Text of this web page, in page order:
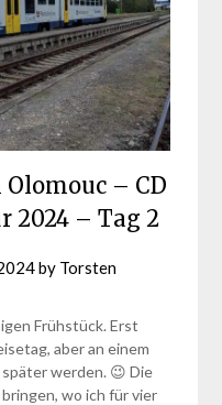
– CD
2024 – Tag 2
by Torsten
Frühstück. Erst
aber an einem
werden. 😉 Die
wo ich für vier